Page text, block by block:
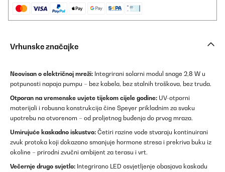
Vrhunske značajke
Neovisan o električnoj mreži: Integrirani solarni modul snage 2,8 W u
potpunosti napaja pumpu – bez kabela, bez stalnih troškova, bez truda.
Otporan na vremenske uvjete tijekom cijele godine: UV-otporni
materijali i robusna konstrukcija čine Speyer prikladnim za svaku
upotrebu na otvorenom – od proljetnog buđenja do prvog mraza.
Umirujuće kaskadno iskustvo: Četiri razine vode stvaraju kontinuirani
zvuk protoka koji dokazano smanjuje hormone stresa i prekriva buku iz
okoline – prirodni zvučni ambijent za terasu i vrt.
Večernje drugo svjetlo: Integrirano LED osvjetljenje obasjava kaskadu